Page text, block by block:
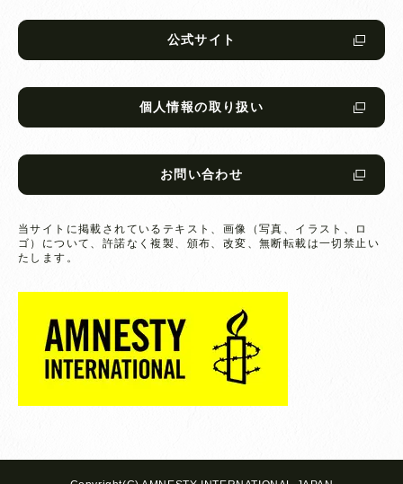
公式サイト
個人情報の取り扱い
お問い合わせ
当サイトに掲載されているテキスト、画像（写真、イラスト、ロ
ゴ）について、 許諾なく複製、頒布、改変、無断転載は一切禁止い
たします。